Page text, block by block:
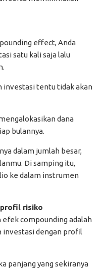
effect, Anda
satu kali saja lalu
investasi tentu tidak akan
dana
bulannya.
dalam jumlah besar,
Di samping itu,
ke dalam instrumen
profil risiko
compounding adalah
investasi dengan profil
panjang yang sekiranya